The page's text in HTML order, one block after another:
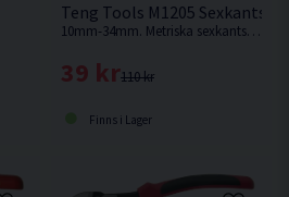
Teng Tools M1205
10mm-34mm. Metriska sexkantshylsor från Teng tools av kromvanadinstål.
110 kr
39 kr
Finns i Lager